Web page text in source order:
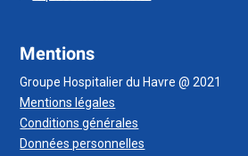
Mentions
Groupe Hospitalier du Havre @ 2021
Mentions légales
Conditions générales
Données personnelles